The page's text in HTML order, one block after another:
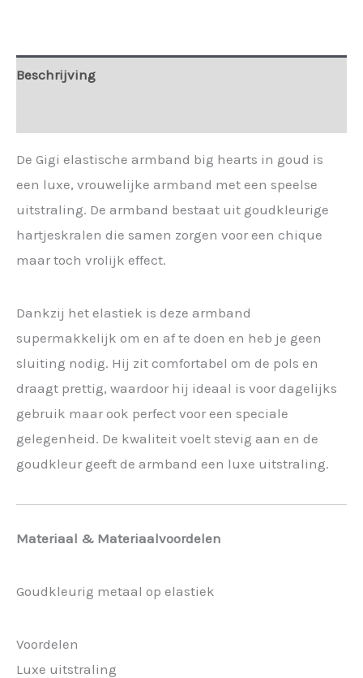
Beschrijving
De Gigi elastische armband big hearts in goud is
een luxe, vrouwelijke armband met een speelse
uitstraling. De armband bestaat uit goudkleurige
hartjeskralen die samen zorgen voor een chique
maar toch vrolijk effect.
Dankzij het elastiek is deze armband
supermakkelijk om en af te doen en heb je geen
sluiting nodig. Hij zit comfortabel om de pols en
draagt prettig, waardoor hij ideaal is voor dagelijks
gebruik maar ook perfect voor een speciale
gelegenheid. De kwaliteit voelt stevig aan en de
goudkleur geeft de armband een luxe uitstraling.
Materiaal & Materiaalvoordelen
Goudkleurig metaal op elastiek
Voordelen
Luxe uitstraling